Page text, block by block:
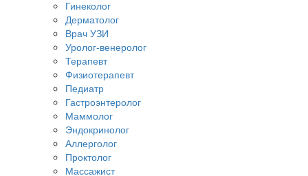
Гинеколог
Дерматолог
Врач УЗИ
Уролог-венеролог
Терапевт
Физиотерапевт
Педиатр
Гастроэнтеролог
Маммолог
Эндокринолог
Аллерголог
Проктолог
Массажист